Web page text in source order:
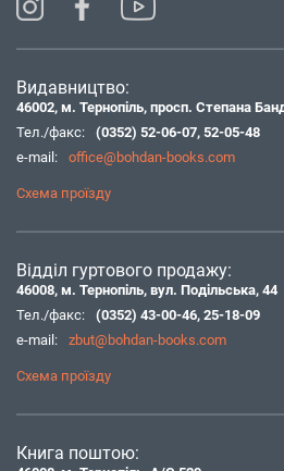
Видавництво:
46002, м. Тернопіль, просп. Степана
Тел./факс:
(0352) 52-06-07, 52-05-48
e-mail:
office@bohdan-books.com
Схема проїзду
Відділ гуртового продажу:
46008, м. Тернопіль, вул. Подільська, 44
Тел./факс:
(0352) 43-00-46, 25-18-09
e-mail:
zbut@bohdan-books.com
Схема проїзду
Книга поштою: